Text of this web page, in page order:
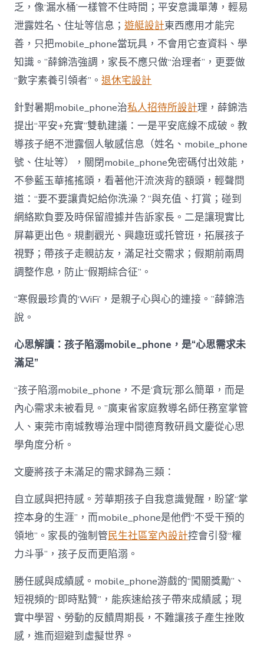
乏，像‘漏水桶’一樣管不住時間；平安意識單薄，輕易
泄露姓名、住址等信息；遊艇設計東西應用才能完
善，只把mobile_phone當玩具，不會用它查資料、學
知識。”薛錦浩強調，家長不應只做“治理者”，更要做
“數字素養引領者”。退休宅設計
針對暑期mobile_phone治私人招待所設計理，薛錦浩
提出“平安+充實”雙軌建議：一是平安底線不成破。教
導孩子絕不泄露個人敏感信息（姓名、mobile_phone
號、住址等），關閉mobile_phone免密碼付出效能，
不參藍玉華搖搖頭，看著他汗流浹背的額頭，輕聲問
道：“要不要讓貴妃給你洗澡？”與充值、打賞；碰到
網絡欺負要及時保留證據并告訴家長。二是讓現實比
屏幕更出色。規劃觀光、興趣班或托管班，拓展孩子
視野；帶孩子走親訪友，滿足社交需求；假期前兩周
調整作息，防止“假期綜合征”。
“寒假最珍貴的‘WiFi’，是親子心與心的連接。”薛錦浩
說。
心思解讀：孩子陷溺mobile_phone，是“心思需求未
滿足”
“孩子陷溺mobile_phone，不是‘貪玩’那么簡單，而是
內心需求未被看見。”廣東省家庭教導名師任務室掌管
人、東莞市南城教導治理中間德育教研員文慶從心思
學角度分析。
文慶將孩子未滿足的需求歸為三類：
自立感與把持感。芳華期孩子自我意識覺醒，盼望“掌
控本身的生涯”，而mobile_phone是他們“不受干預的
領地”。家長的強制管民生社區室內設計控會引發“權
力斗爭”，孩子反而更陷溺。
勝任感與成績感。mobile_phone游戲的“闖關獎勵”、
短視頻的“即時點贊”，能疾速給孩子帶來成績感；現
實中學習、勞動的反饋周期長，不難讓孩子產生挫敗
感，進而迴避到虛擬世界。